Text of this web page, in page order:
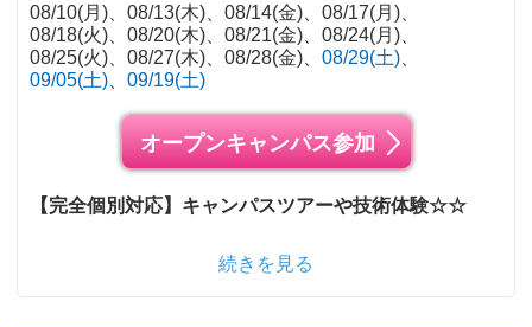
08/10(月)
08/13(木) 08/14(金)
08/17(月)
08/18(火)
08/20(木) 08/21(金)
08/24(月)
08/25(火)
08/27(木) 08/28(金)
08/29(土)
09/05(土)
09/19(土)
オープンキャンパス参加
【完全個別対応】キャンパスツアーや技術体験☆☆
続きを見る